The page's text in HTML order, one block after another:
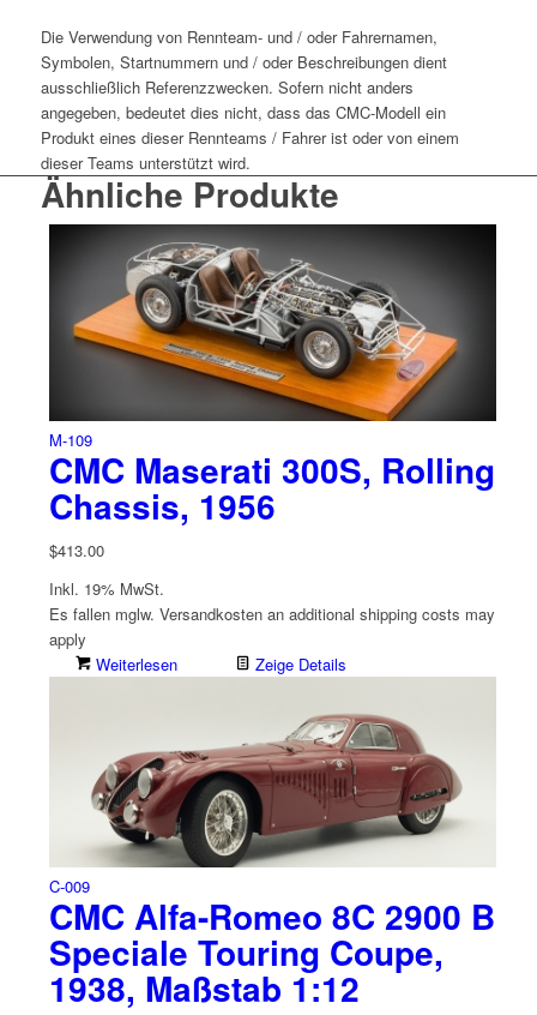
Die Verwendung von Rennteam- und / oder Fahrernamen,
Symbolen, Startnummern und / oder Beschreibungen dient
ausschließlich Referenzzwecken. Sofern nicht anders
angegeben, bedeutet dies nicht, dass das CMC-Modell ein
Produkt eines dieser Rennteams / Fahrer ist oder von einem
dieser Teams unterstützt wird.
Ähnliche Produkte
M-109
CMC Maserati 300S, Rolling
Chassis, 1956
$413.00
Inkl. 19% MwSt.
Es fallen mglw. Versand­kosten an additional shipping costs may
apply
Weiterlesen
Zeige Details
C-009
CMC Alfa-Romeo 8C 2900 B
Speciale Touring Coupe,
1938, Maßstab 1:12